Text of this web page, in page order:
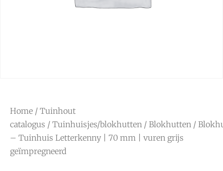
Home / Tuinhout
catalogus / Tuinhuisjes/blokhutten / Blokhutten /
– Tuinhuis Letterkenny | 70 mm | vuren grijs
geïmpregneerd